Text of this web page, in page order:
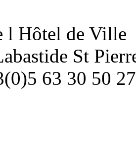
l Hôtel de Ville
St
63 30 50 27